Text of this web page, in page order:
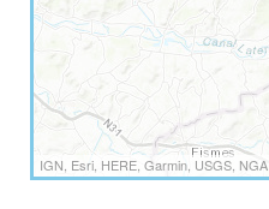
IGN, Esri, HERE, Garmin, USGS, NGA